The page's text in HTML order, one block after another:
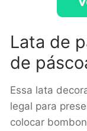
Lata de
de
Essa lata
legal para
colocar